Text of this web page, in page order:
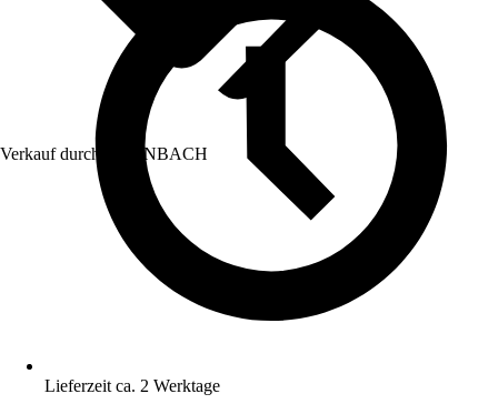
Verkauf durch: HORNBACH
Lieferzeit ca. 2 Werktage